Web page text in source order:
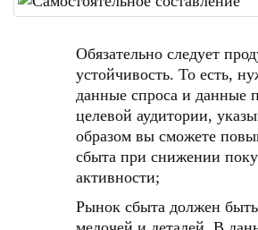
Обязательно следует
устойчивость. То есть,
данные спроса и данные
целевой аудитории,
образом вы сможете
сбыта при снижении
активности;
Рынок сбыта должен